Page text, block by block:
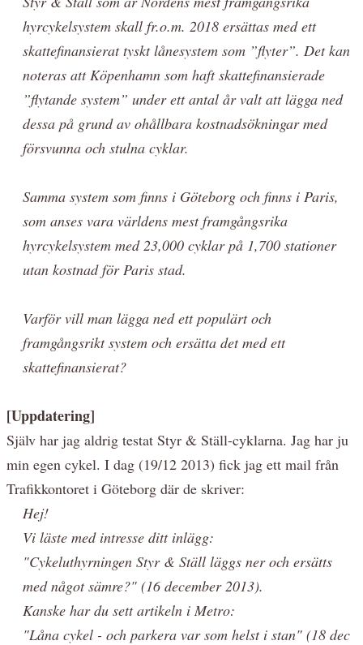
hyrcykelsystem skall fr.o.m. 2018 ersättas med ett
skattefinansierat tyskt lånesystem som ”flyter”. Det kan
noteras att Köpenhamn som haft skattefinansierade
”flytande system” under ett antal år valt att lägga ned
dessa på grund av ohållbara kostnadsökningar med
försvunna och stulna cyklar.
Samma system som finns i Göteborg och finns i Paris,
som anses vara världens mest framgångsrika
hyrcykelsystem med 23,000 cyklar på 1,700 stationer
utan kostnad för Paris stad.
Varför vill man lägga ned ett populärt och
framgångsrikt system och ersätta det med ett
skattefinansierat?
[Uppdatering]
Själv har jag aldrig testat Styr & Ställ-cyklarna. Jag har ju
min egen cykel. I dag (19/12 2013) fick jag ett mail från
Trafikkontoret i Göteborg där de skriver:
Hej!
Vi läste med intresse ditt inlägg:
"Cykeluthyrningen Styr & Ställ läggs ner och ersätts
med något sämre?" (16 december 2013).
Kanske har du sett artikeln i Metro:
"Låna cykel - och parkera var som helst i stan" (18 dec